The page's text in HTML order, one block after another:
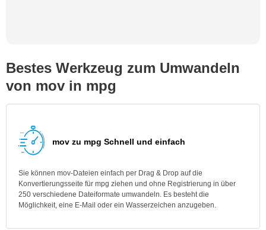
Bestes Werkzeug zum Umwandeln
von mov in mpg
mov zu mpg Schnell und einfach
Sie können mov-Dateien einfach per Drag & Drop auf die
Konvertierungsseite für mpg ziehen und ohne Registrierung in über
250 verschiedene Dateiformate umwandeln. Es besteht die
Möglichkeit, eine E-Mail oder ein Wasserzeichen anzugeben.